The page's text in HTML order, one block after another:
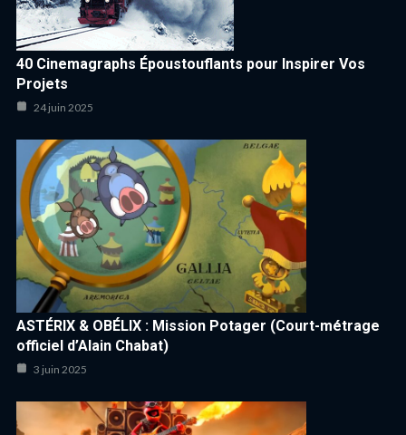
40 Cinemagraphs Époustouflants pour Inspirer Vos
Projets
24 juin 2025
ASTÉRIX & OBÉLIX : Mission Potager (Court-métrage
officiel d’Alain Chabat)
3 juin 2025